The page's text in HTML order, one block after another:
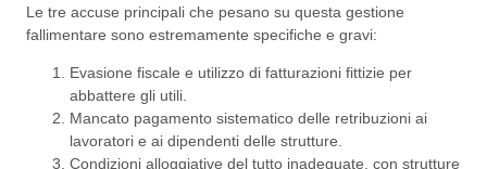
Le tre accuse principali che pesano su questa gestione
fallimentare sono estremamente specifiche e gravi:
Evasione fiscale e utilizzo di fatturazioni fittizie per
abbattere gli utili.
Mancato pagamento sistematico delle retribuzioni ai
lavoratori e ai dipendenti delle strutture.
Condizioni alloggiative del tutto inadeguate, con strutture